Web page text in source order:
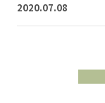
2020.07.08